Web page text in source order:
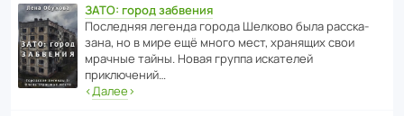
ЗАТО: город забвения
После­дняя легенда города Шелково была расска­
зана, но в мире ещё много мест, хранящих свои
мрачные тайны. Новая группа иска­телей
приключений…
‹Далее›